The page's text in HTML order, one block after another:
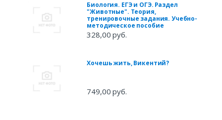
Биология. ЕГЭ и ОГЭ. Раздел
"Животные". Теория,
тренировочные задания. Учебно-
методическое пособие
328,00 руб.
Хочешь жить, Викентий?
749,00 руб.